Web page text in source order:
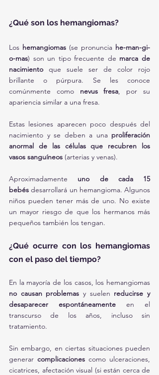
¿Qué son los hemangiomas?
Los hemangiomas (se pronuncia he-man-gi-
o-mas) son un tipo frecuente de marca de
nacimiento que suele ser de color rojo
brillante o púrpura. Se les conoce
comúnmente como nevus fresa, por su
apariencia similar a una fresa.
Estas lesiones aparecen poco después del
nacimiento y se deben a una proliferación
anormal de las células que recubren los
vasos sanguíneos (arterias y venas).
Aproximadamente uno de cada 15
bebés desarrollará un hemangioma. Algunos
niños pueden tener más de uno. No existe
un mayor riesgo de que los hermanos más
pequeños también los tengan.
¿Qué ocurre con los hemangiomas
con el paso del tiempo?
no causan problemas y suelen reducirse y
desaparecer espontáneamente en el
transcurso de los años, incluso sin
tratamiento.
Sin embargo, en ciertas situaciones pueden
generar complicaciones como ulceraciones,
cicatrices, afectación visual (si están cerca de